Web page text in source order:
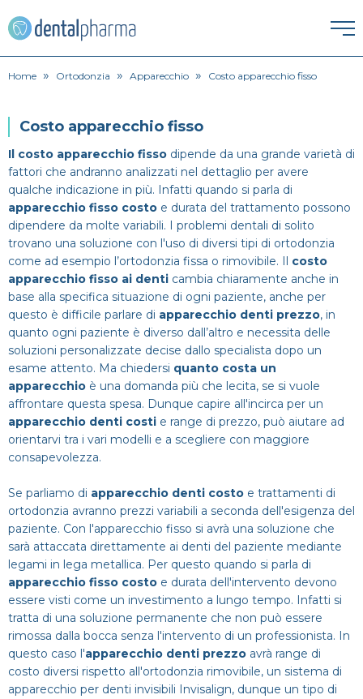
HOME
ESTETICA DENTALE
Corona dentale
Faccette Dentali
Intarsio dentale
Sbiancamento denti
IGIENE ORALE
Igiene orale
Lavare i denti
Pulizia denti
ORTODONZIA
Apparecchio
Endodonzia
Ortodonzia
PATOLOGIE
Alitosi
Bruxismo
Infezione denti
Mal di denti
PROTESI
Dentiera
Impianti
Ponte dentale
Protesi Dentali
SPECIALISTI
Dentista
Estero
Impianti dentali
Sbiancamento dentale
CERCA
Home » Ortodonzia » Apparecchio » Costo apparecchio fisso
Costo apparecchio fisso
Il costo apparecchio fisso dipende da una grande varietà di
fattori che andranno analizzati nel dettaglio per avere
qualche indicazione in più. Infatti quando si parla di
apparecchio fisso costo e durata del trattamento possono
dipendere da molte variabili. I problemi dentali di solito
trovano una soluzione con l'uso di diversi tipi di ortodonzia
come ad esempio l’ortodonzia fissa o rimovibile. Il costo
apparecchio fisso ai denti cambia chiaramente anche in
base alla specifica situazione di ogni paziente, anche per
questo è difficile parlare di apparecchio denti prezzo, in
quanto ogni paziente è diverso dall’altro e necessita delle
soluzioni personalizzate decise dallo specialista dopo un
esame attento. Ma chiedersi quanto costa un
apparecchio è una domanda più che lecita, se si vuole
affrontare questa spesa. Dunque capire all'incirca per un
apparecchio denti costi e range di prezzo, può aiutare ad
orientarvi tra i vari modelli e a scegliere con maggiore
consapevolezza.
Se parliamo di apparecchio denti costo e trattamenti di
ortodonzia avranno prezzi variabili a seconda dell'esigenza del
paziente. Con l'apparecchio fisso si avrà una soluzione che
sarà attaccata direttamente ai denti del paziente mediante
legami in lega metallica. Per questo quando si parla di
apparecchio fisso costo e durata dell'intervento devono
essere visti come un investimento a lungo tempo. Infatti si
tratta di una soluzione permanente che non può essere
rimossa dalla bocca senza l'intervento di un professionista. In
questo caso l'apparecchio denti prezzo avrà range di
costo diversi rispetto all'ortodonzia rimovibile, un sistema di
apparecchio per denti invisibili Invisalign, dunque un tipo di